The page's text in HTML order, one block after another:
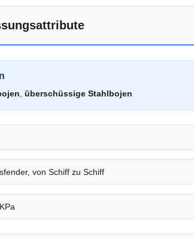
überschüssige Stahlbojen
von Schiff zu Schiff